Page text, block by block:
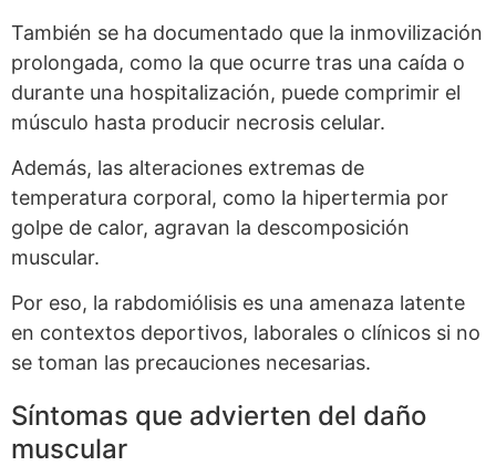
También se ha documentado que la inmovilización
prolongada, como la que ocurre tras una caída o
durante una hospitalización, puede comprimir el
músculo hasta producir necrosis celular.
Además, las alteraciones extremas de
temperatura corporal, como la hipertermia por
golpe de calor, agravan la descomposición
muscular.
Por eso, la rabdomiólisis es una amenaza latente
en contextos deportivos, laborales o clínicos si no
se toman las precauciones necesarias.
Síntomas que advierten del daño
muscular